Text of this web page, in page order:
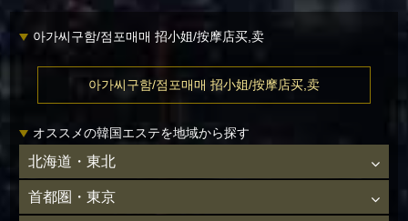
아가씨구함/점포매매 招小姐/按摩店买,卖
아가씨구함/점포매매 招小姐/按摩店买,卖
オススメの韓国エステを地域から探す
北海道・東北
首都圏・東京